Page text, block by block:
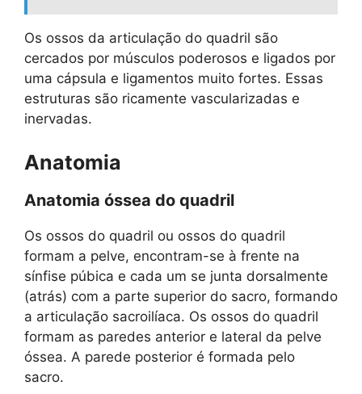
Os ossos da articulação do quadril são
cercados por músculos poderosos e ligados por
uma cápsula e ligamentos muito fortes. Essas
estruturas são ricamente vascularizadas e
inervadas.
Anatomia
Anatomia óssea do quadril
Os ossos do quadril ou ossos do quadril
formam a pelve, encontram-se à frente na
sínfise púbica e cada um se junta dorsalmente
(atrás) com a parte superior do sacro, formando
a articulação sacroilíaca. Os ossos do quadril
formam as paredes anterior e lateral da pelve
óssea. A parede posterior é formada pelo
sacro.